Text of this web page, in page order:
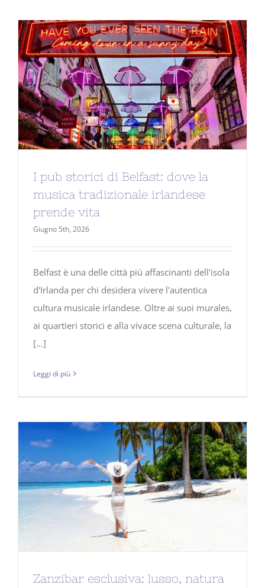
I pub storici di Belfast: dove la
musica tradizionale irlandese
prende vita
Giugno 5th, 2026
Belfast è una delle città più affascinanti dell'isola
d'Irlanda per chi desidera vivere l'autentica
cultura musicale irlandese. Oltre ai suoi murales,
ai quartieri storici e alla vivace scena culturale, la
[...]
Leggi di più
Zanzibar esclusiva: lusso, natura